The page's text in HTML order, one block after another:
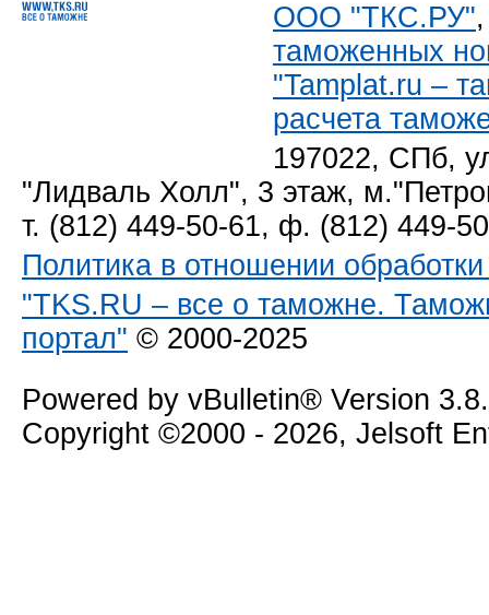
ООО "ТКС.РУ"
таможенных
"Tamplat.ru –
расчета
197022, СПб,
"Лидваль Холл", 3 этаж,
т. (812) 449-50-61, ф. (812) 449-
Политика в отношении
"TKS.RU – все о таможне.
портал" © 2000-2025
Powered by vBulletin® Version
Copyright ©2000 - 2026, Jelsoft